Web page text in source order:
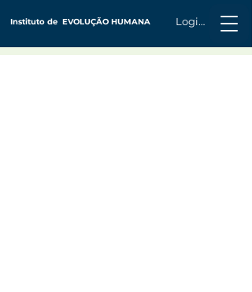
Instituto de EVOLUÇÃO HUMANA Login